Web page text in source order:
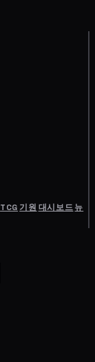
TCG기원 대시보드뉴